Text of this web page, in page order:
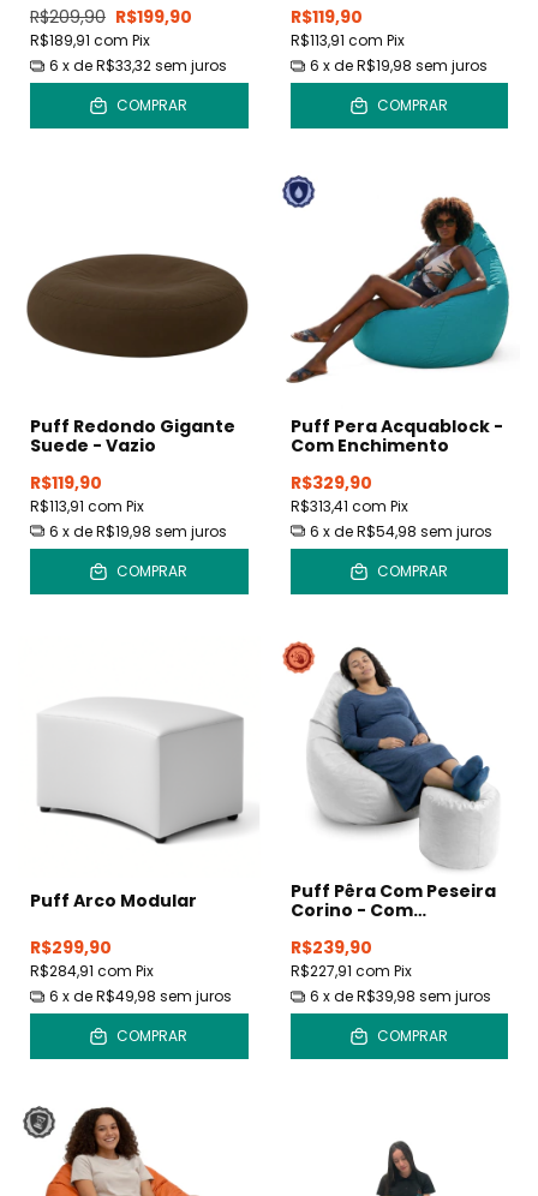
R$209,90 R$199,90
R$189,91 com Pix
6 x deR$33,32sem juros
COMPRAR
R$119,90
R$113,91 com Pix
6 x deR$19,98 sem juros
COMPRAR
Puff Redondo Gigante
Suede - Vazio
R$119,90
R$113,91 com Pix
6 x deR$19,98 sem juros
COMPRAR
Puff Pera Acquablock -
Com Enchimento
R$329,90
R$313,41 com Pix
6 x deR$54,98 sem juros
COMPRAR
Puff Arco Modular
R$299,90
R$284,91 com Pix
6 x deR$49,98 sem juros
COMPRAR
Puff Pêra Com Peseira
Corino - Com
R$239,90
R$227,91 com Pix
6 x deR$39,98 sem juros
COMPRAR